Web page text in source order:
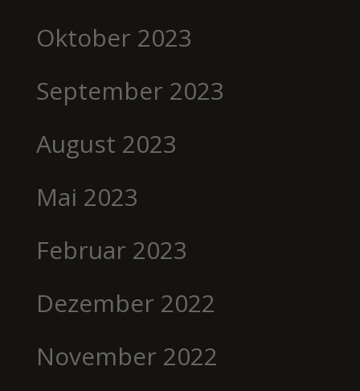
Oktober 2023
September 2023
August 2023
Mai 2023
Februar 2023
Dezember 2022
November 2022